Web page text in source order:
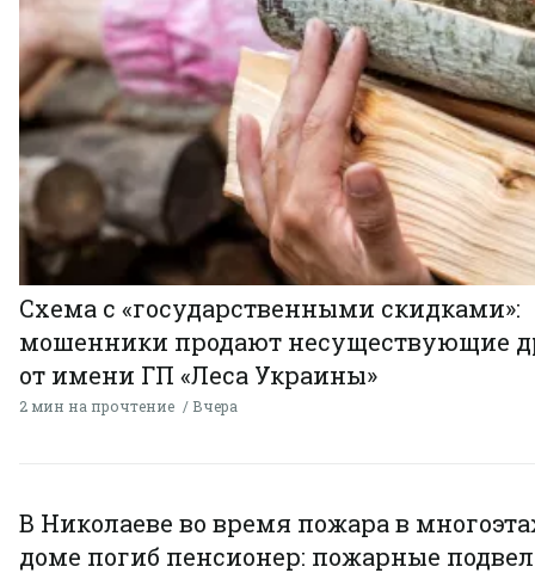
Схема с «государственными скидками»:
мошенники продают несуществующие
от имени ГП «Леса Украины»
2 мин на прочтение Вчера
В Николаеве во время пожара в
доме погиб пенсионер: пожарные